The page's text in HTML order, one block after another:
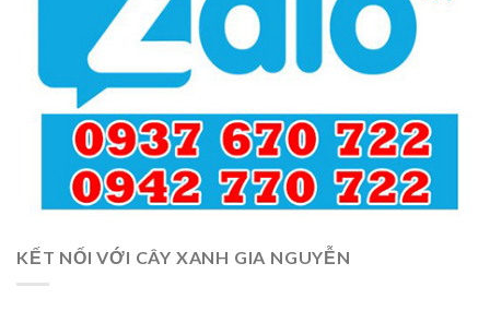
KẾT NỐI VỚI CÂY XANH GIA NGUYỄN